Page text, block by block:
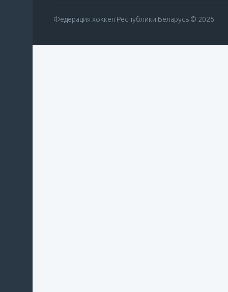
Федерация хоккея Республики Беларусь © 2026